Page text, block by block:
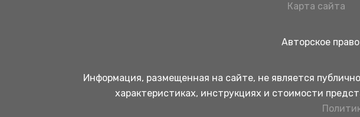
Карта сайта
Авторское
Информация, размещенная на сайте, не является
характеристиках, инструкциях и стоимости